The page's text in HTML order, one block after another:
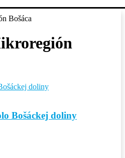
Bošáca
Bošáckej doliny